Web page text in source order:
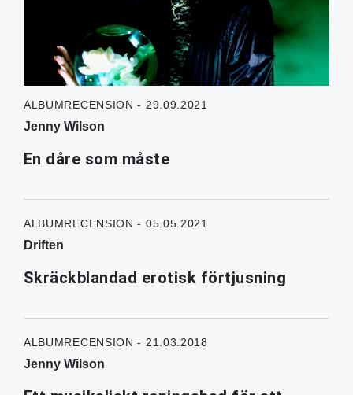
ALBUMRECENSION - 29.09.2021
Jenny Wilson
En dåre som måste
ALBUMRECENSION - 05.05.2021
Driften
Skräckblandad erotisk förtjusning
ALBUMRECENSION - 21.03.2018
Jenny Wilson